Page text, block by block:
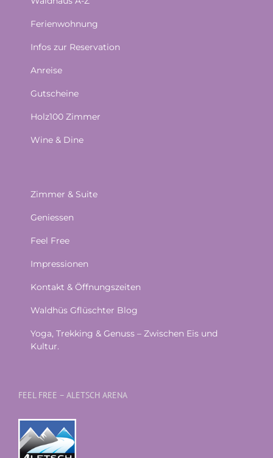
Ferienwohnung
Infos zur Reservation
Anreise
Gutscheine
Holz100 Zimmer
Wine & Dine
Zimmer & Suite
Geniessen
Feel Free
Impressionen
Kontakt & Öffnungszeiten
Waldhüs Gflüschter Blog
Yoga, Trekking & Genuss – Zwischen Eis und
Kultur.
FEEL FREE – ALETSCH ARENA